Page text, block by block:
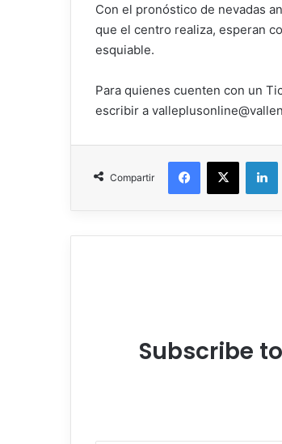
Con el pronóstico de nevadas
que el centro realiza, esperan
esquiable.
Para quienes cuenten con un
escribir a
Compartir
Facebook
X
Subscribe